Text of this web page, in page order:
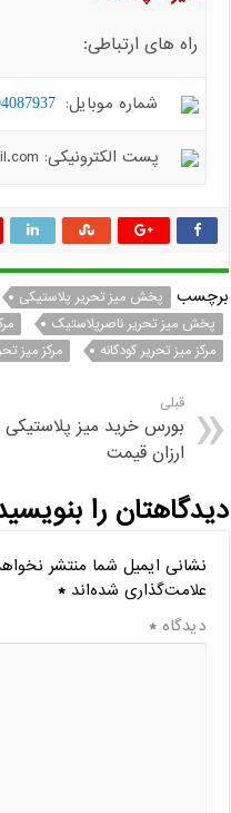
راه های ارتباطی:
شماره موبایل:
پست الکترونیکی: hiradplast.co@gmail.com
برچسب پخش میز تحریر پلاستیکی
پخش میز تحریر ناصرپلاستیک
مرکز میز تحریر کودکانه
مرکز میز
قبلی
بورس خرید میز پلاستیکی
ارزان قیمت
دیدگاهتان را
نشانی ایمیل شما منتشر
علامت‌گذاری شده‌اند*
دیدگاه*